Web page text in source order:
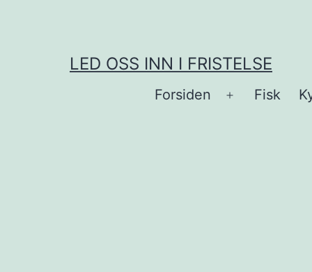
LED OSS INN I FRISTELSE
Forsiden
Open
Fisk